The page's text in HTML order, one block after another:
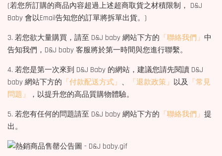
(若您所訂購的商品內容超過上述超商取貨之材積限制， D&J
Baby 會以Email告知您的訂單將拆單出貨。)
3. 若您欲大量購買，請至 D&J baby 網站下方的 「聯絡我們」 中
告知我們，D&J baby 客服將於第一時間與您進行聯繫。
4. 若您是第一次來到 D&J Baby 的網站，建議您請先閱讀 D&J
baby 網站下方的 「付款配送方式」 、 「退款政策」 以及
「常見
問題」
，以提升您的高品質購物體驗。
5. 若您有任何的問題請至 D&J baby 網站下方的 「聯絡我們」 提
出。